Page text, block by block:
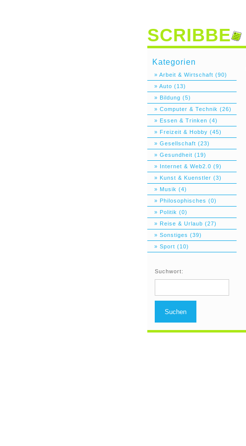
SCRIBBE
Kategorien
» Arbeit & Wirtschaft (90)
» Auto (13)
» Bildung (5)
» Computer & Technik (26)
» Essen & Trinken (4)
» Freizeit & Hobby (45)
» Gesellschaft (23)
» Gesundheit (19)
» Internet & Web2.0 (9)
» Kunst & Kuenstler (3)
» Musik (4)
» Philosophisches (0)
» Politik (0)
» Reise & Urlaub (27)
» Sonstiges (39)
» Sport (10)
Suchwort:
Suchen